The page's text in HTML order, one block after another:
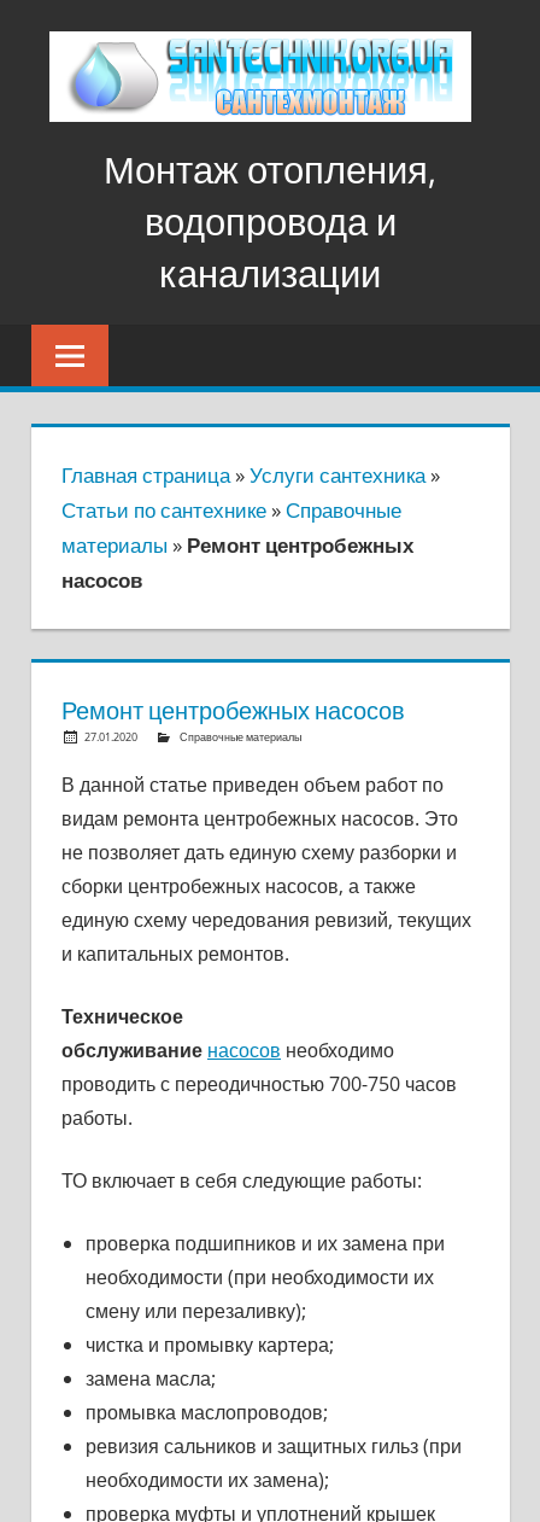
контенту
Монтаж отопления,
водопровода и
канализации
Монтаж
отопления,
водопровода
Главная страница»Услуги сантехника»
Статьи по сантехнике »Справочные
материалы » Ремонт центробежных
насосов
Ремонт центробежных насосов
27.01.2020 OlegKuka
Справочные материалы
В данной статье приведен объем работ по
видам ремонта центробежных насосов. Это
не позволяет дать единую схему разборки и
сборки цен­тробежных насосов, а также
единую схему чередования ревизий, текущих
и капитальных ремонтов.
Техническое
обслуживание насосов необходимо
проводить с переодичностью 700-750 часов
работы.
ТО включает в себя следующие работы:
проверка подшипников и их замена при
необходимости (при необходимости их
смену или перезаливку);
чистка и промывку картера;
замена масла;
промывка маслопроводов;
ревизия сальников и защитных гильз (при
необходимости их замена);
проверка муфты и уплотнений крышек